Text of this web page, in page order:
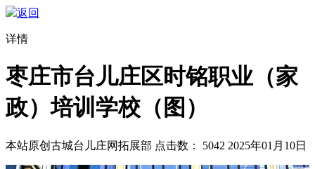
返回
详情
枣庄市台儿庄区时铭职业（家
政）培训学校（图）
本站原创 古城台儿庄网拓展部 点击数： 5042 2025年01月10日